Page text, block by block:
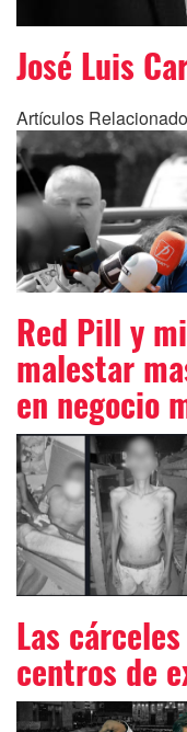
José Luis
Artículos
Red Pill y
malestar
en negocio
Las
centros de